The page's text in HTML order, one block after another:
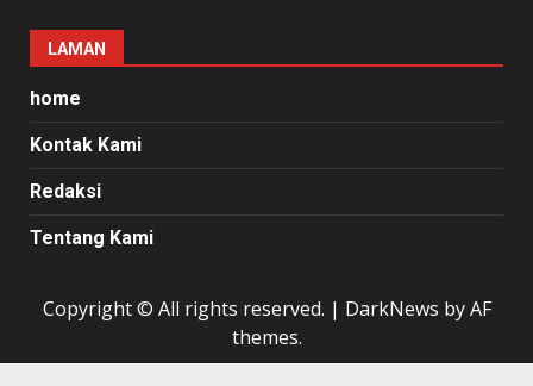
LAMAN
home
Kontak Kami
Redaksi
Tentang Kami
Copyright © All rights reserved. | DarkNews by AF
themes.